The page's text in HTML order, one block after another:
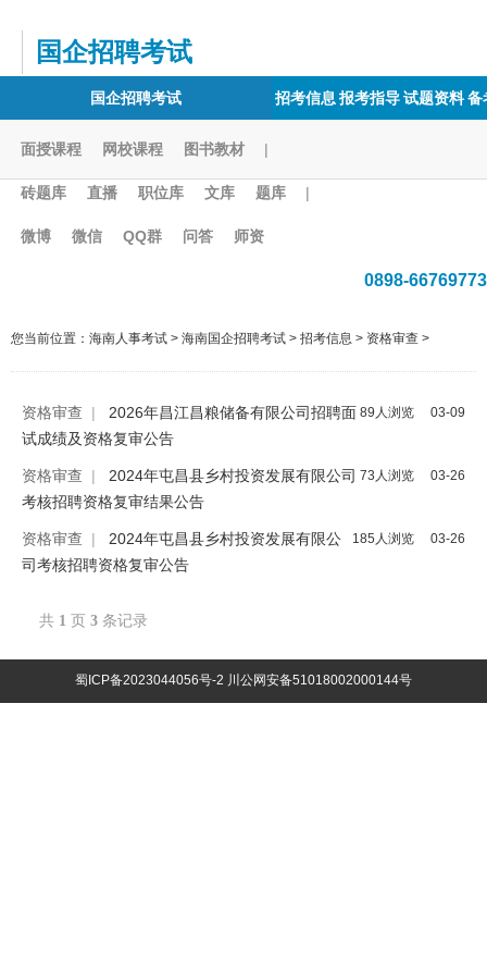
国企招聘考试
国企招聘考试 招考信息 报考指导试题资料备
面授课程 网校课程 图书教材 |
砖题库 直播 职位库 文库 题库 |
微博 微信 QQ群 问答 师资
0898-66769773
您当前位置： 海南人事考试 > 海南国企招聘考试 > 招考信息 > 资格审查 >
03-09
89人浏览
资格审查 |
2026年昌江昌粮储备有限公司招聘面
试成绩及资格复审公告
03-26
73人浏览
资格审查 |
2024年屯昌县乡村投资发展有限公司
考核招聘资格复审结果公告
03-26
185人浏览
资格审查 |
2024年屯昌县乡村投资发展有限公
司考核招聘资格复审公告
共 1 页 3 条记录
蜀ICP备2023044056号-2 川公网安备51018002000144号